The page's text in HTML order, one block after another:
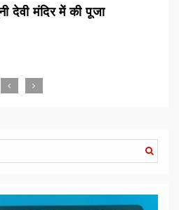
देवी मंदिर में की पूजा